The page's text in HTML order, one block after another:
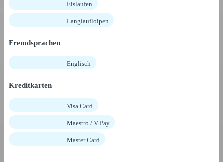
Eislaufen
Langlaufloipen
Fremdsprachen
Englisch
Kreditkarten
Visa Card
Maestro / V Pay
Master Card